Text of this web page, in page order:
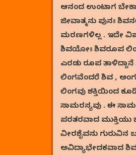
ಆನಂದ ಉಂಟಾಗ
ಜೀವಾತ್ಮನು ಪುನಃ
ಮರಣಗಳಿಲ್ಲ . ಇದೇ
ಶಿವಯೋಃ ಶಿವರೂಪ
ಎರಡು ರೂಪ
ಲಿಂಗವೆಂದರೆ ಶಿವ ,
ಲಿಂಗವು ಶಕ್ತಿಯಿಂದ
ಸಾಮರಸ್ಯವು . ಈ
ಪರತರವಾದ ಮುಕ್ತಿಯು
ವೀರಶೈವನು ಗುರುವಿನ
ಅವಿದ್ಯಾಭೇದಕವಾದ